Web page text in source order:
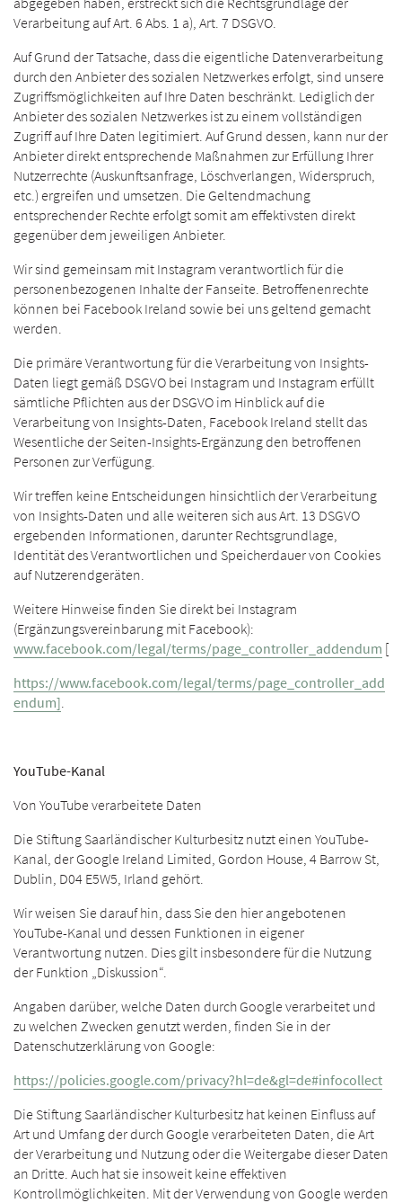
Verarbeitung auf Art. 6 Abs. 1 a), Art. 7 DSGVO.
Auf Grund der Tatsache, dass die eigentliche Datenverarbeitung
durch den Anbieter des sozialen Netzwerkes erfolgt, sind unsere
Zugriffsmöglichkeiten auf Ihre Daten beschränkt. Lediglich der
Anbieter des sozialen Netzwerkes ist zu einem vollständigen
Zugriff auf Ihre Daten legitimiert. Auf Grund dessen, kann nur der
Anbieter direkt entsprechende Maßnahmen zur Erfüllung Ihrer
Nutzerrechte (Auskunftsanfrage, Löschverlangen, Widerspruch,
etc.) ergreifen und umsetzen. Die Geltendmachung
entsprechender Rechte erfolgt somit am effektivsten direkt
gegenüber dem jeweiligen Anbieter.
Wir sind gemeinsam mit Instagram verantwortlich für die
personenbezogenen Inhalte der Fanseite. Betroffenenrechte
können bei Facebook Ireland sowie bei uns geltend gemacht
werden.
Die primäre Verantwortung für die Verarbeitung von Insights-
Daten liegt gemäß DSGVO bei Instagram und Instagram erfüllt
sämtliche Pflichten aus der DSGVO im Hinblick auf die
Verarbeitung von Insights-Daten, Facebook Ireland stellt das
Wesentliche der Seiten-Insights-Ergänzung den betroffenen
Personen zur Verfügung.
Wir treffen keine Entscheidungen hinsichtlich der Verarbeitung
von Insights-Daten und alle weiteren sich aus Art. 13 DSGVO
ergebenden Informationen, darunter Rechtsgrundlage,
Identität des Verantwortlichen und Speicherdauer von Cookies
auf Nutzerendgeräten.
Weitere Hinweise finden Sie direkt bei Instagram
(Ergänzungsvereinbarung mit Facebook):
www.facebook.com/legal/terms/page_controller_addendum [
https://www.facebook.com/legal/terms/page_controller_add
endum].
YouTube-Kanal
Von YouTube verarbeitete Daten
Die Stiftung Saarländischer Kulturbesitz nutzt einen YouTube-
Kanal, der Google Ireland Limited, Gordon House, 4 Barrow St,
Dublin, D04 E5W5, Irland gehört.
Wir weisen Sie darauf hin, dass Sie den hier angebotenen
YouTube-Kanal und dessen Funktionen in eigener
Verantwortung nutzen. Dies gilt insbesondere für die Nutzung
der Funktion „Diskussion“.
Angaben darüber, welche Daten durch Google verarbeitet und
zu welchen Zwecken genutzt werden, finden Sie in der
Datenschutzerklärung von Google:
https://policies.google.com/privacy?hl=de&gl=de#infocollect
Die Stiftung Saarländischer Kulturbesitz hat keinen Einfluss auf
Art und Umfang der durch Google verarbeiteten Daten, die Art
der Verarbeitung und Nutzung oder die Weitergabe dieser Daten
an Dritte. Auch hat sie insoweit keine effektiven
Kontrollmöglichkeiten. Mit der Verwendung von Google werden